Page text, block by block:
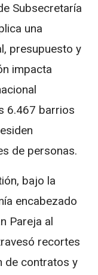
Subsecretaría
una
presupuesto y
impacta
6.467 barrios
de personas.
bajo la
encabezado
Pareja al
recortes
de contratos y